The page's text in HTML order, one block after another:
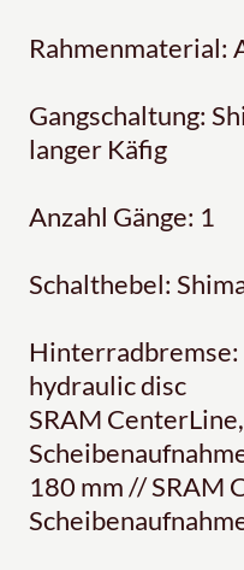
Rahmenmaterial:
Gangschaltung:
langer Käfig
Anzahl Gänge: 1
Schalthebel:
Hinterradbremse:
hydraulic disc
SRAM
180 mm // SRAM